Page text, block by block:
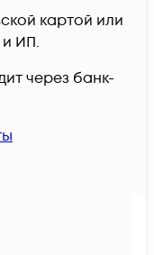
картой или
ИП.
через банк-